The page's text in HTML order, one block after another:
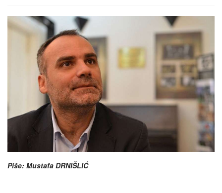
Piše: Mustafa DRNIŠLIĆ